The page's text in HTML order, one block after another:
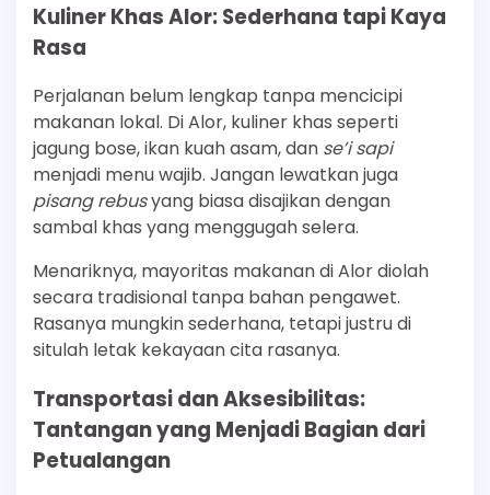
Kuliner Khas Alor: Sederhana tapi Kaya
Rasa
Perjalanan belum lengkap tanpa mencicipi
makanan lokal. Di Alor, kuliner khas seperti
jagung bose, ikan kuah asam, dan se’i sapi
menjadi menu wajib. Jangan lewatkan juga
pisang rebusyang biasa disajikan dengan
sambal khas yang menggugah selera.
Menariknya, mayoritas makanan di Alor diolah
secara tradisional tanpa bahan pengawet.
Rasanya mungkin sederhana, tetapi justru di
situlah letak kekayaan cita rasanya.
Transportasi dan Aksesibilitas:
Tantangan yang Menjadi Bagian dari
Petualangan